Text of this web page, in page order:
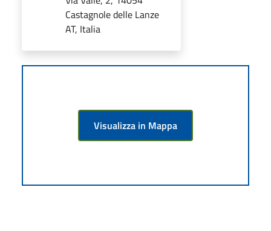
Castagnole delle Lanze
AT, Italia
Visualizza in Mappa